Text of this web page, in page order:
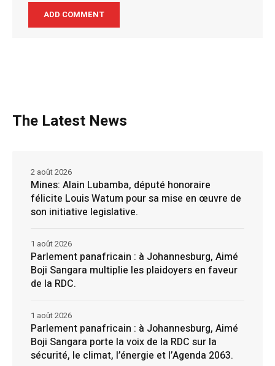
The Latest News
Mines: Alain Lubamba, député honoraire
félicite Louis Watum pour sa mise en œuvre de
son initiative legislative.
2 août 2026
Parlement panafricain : à Johannesburg, Aimé
Boji Sangara multiplie les plaidoyers en faveur
de la RDC.
1 août 2026
Parlement panafricain : à Johannesburg, Aimé
Boji Sangara porte la voix de la RDC sur la
sécurité, le climat, l’énergie et l’Agenda 2063.
1 août 2026